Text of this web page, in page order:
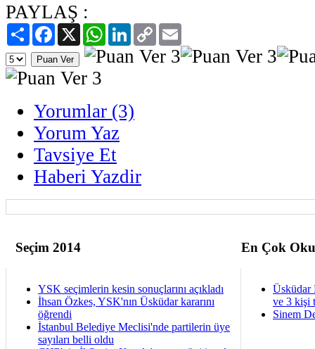
PAYLAŞ :
PaylaşFacebook
X WhatsAppLinkedIn
Copy
Link
Yorumlar (3)
Yorum Yaz
Tavsiye Et
Haberi Yazdir
Seçim 2014 En Çok
YSK seçimlerin kesin sonuçlarını açıkladı
İhsan Özkes, YSK'nın Üsküdar kararını
öğrendi
İstanbul Belediye Meclisi'nde partilerin üye
sayıları belli oldu
Üsküdar
ve 3 kişi
Sinem